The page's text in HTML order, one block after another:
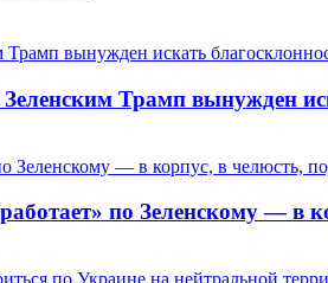
Трамп вынужден
по Зеленскому — в